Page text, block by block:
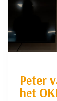
Peter
het